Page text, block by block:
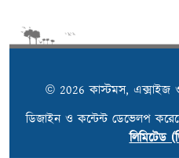
© 2026 কাস্টমস, এক্সাইজ ও
ডিজাইন ও কন্টেন্ট ডেভেলপ
লিমিটেড